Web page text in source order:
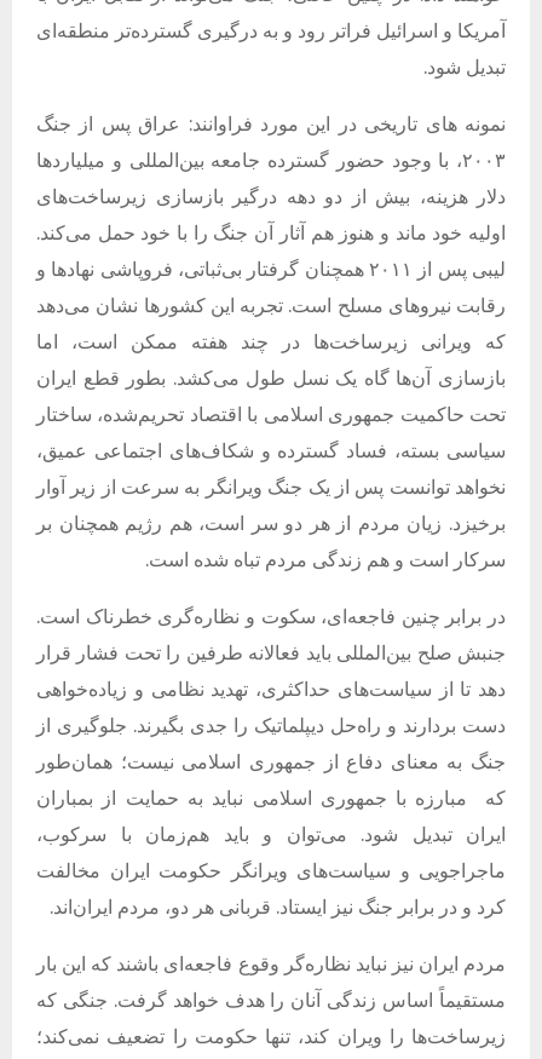
آمریکا و اسرائیل فراتر رود و به درگیری گسترده‌تر منطقه‌ای
تبدیل شود.
نمونه های تاریخی در این مورد فراوانند: عراق پس از جنگ
۲۰۰۳، با وجود حضور گسترده جامعه بین‌المللی و میلیاردها
دلار هزینه، بیش از دو دهه درگیر بازسازی زیرساخت‌های
اولیه خود ماند و هنوز هم آثار آن جنگ را با خود حمل می‌کند.
لیبی پس از ۲۰۱۱ همچنان گرفتار بی‌ثباتی، فروپاشی نهادها و
رقابت نیروهای مسلح است. تجربه این کشورها نشان می‌دهد
که ویرانی زیرساخت‌ها در چند هفته ممکن است، اما
بازسازی آن‌ها گاه یک نسل طول می‌کشد. بطور قطع ایران
تحت حاکمیت جمهوری اسلامی با اقتصاد تحریم‌شده، ساختار
سیاسی بسته، فساد گسترده و شکاف‌های اجتماعی عمیق،
نخواهد توانست پس از یک جنگ ویرانگر به سرعت از زیر آوار
برخیزد. زیان مردم از هر دو سر است، هم رژیم همچنان بر
سرکار است و هم زندگی مردم تباه شده است.
در برابر چنین فاجعه‌ای، سکوت و نظاره‌گری خطرناک است.
جنبش صلح بین‌المللی باید فعالانه طرفین را تحت فشار قرار
دهد تا از سیاست‌های حداکثری، تهدید نظامی و زیاده‌خواهی
دست بردارند و راه‌حل دیپلماتیک را جدی بگیرند. جلوگیری از
جنگ به معنای دفاع از جمهوری اسلامی نیست؛ همان‌طور
که
مبارزه با جمهوری اسلامی نباید به حمایت از بمباران
ایران تبدیل شود. می‌توان و باید هم‌زمان با سرکوب،
ماجراجویی و سیاست‌های ویرانگر حکومت ایران مخالفت
کرد و در برابر جنگ نیز ایستاد. قربانی هر دو، مردم ایران‌اند.
مردم ایران نیز نباید نظاره‌گر وقوع فاجعه‌ای باشند که این بار
مستقیماً اساس زندگی آنان را هدف خواهد گرفت. جنگی که
زیرساخت‌ها را ویران کند، تنها حکومت را تضعیف نمی‌کند؛